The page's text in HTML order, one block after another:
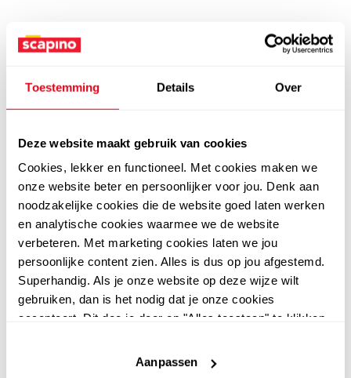
Toestemming Details Over
Deze website maakt gebruik van cookies
Cookies, lekker en functioneel. Met cookies maken we
onze website beter en persoonlijker voor jou. Denk aan
noodzakelijke cookies die de website goed laten werken
en analytische cookies waarmee we de website
verbeteren. Met marketing cookies laten we jou
persoonlijke content zien. Alles is dus op jou afgestemd.
Superhandig. Als je onze website op deze wijze wilt
gebruiken, dan is het nodig dat je onze cookies
accepteert. Dit doe je door op "Alles toestaan" te klikken.
website niet optimaal functioneert.
Aanpassen